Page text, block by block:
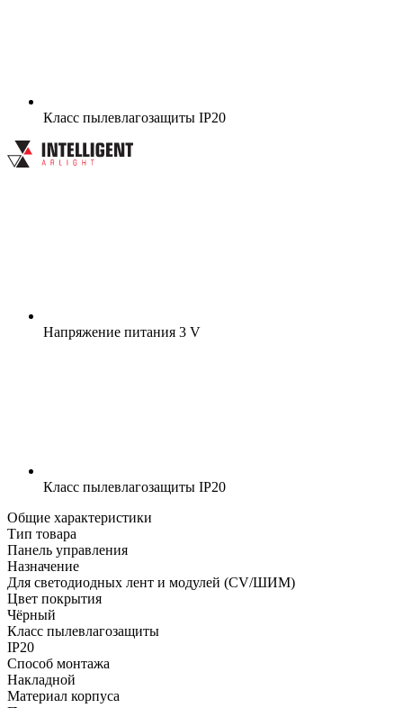
Класс пылевлагозащиты IP20
Напряжение питания 3 V
Класс пылевлагозащиты IP20
Общие характеристики
Тип товара
Панель управления
Назначение
Для светодиодных лент и модулей (CV/ШИМ)
Цвет покрытия
Чёрный
Класс пылевлагозащиты
IP20
Способ монтажа
Накладной
Материал корпуса